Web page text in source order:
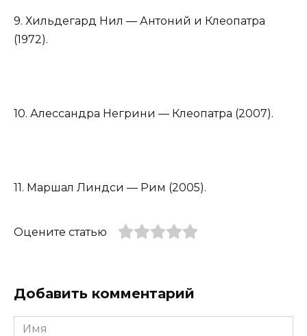
9. Хильдегард Нил — Антоний и Клеопатра
(1972).
10. Алессандра Негрини — Клеопатра (2007).
11. Маршал Линдси — Рим (2005).
Оцените статью
Добавить комментарий
Имя